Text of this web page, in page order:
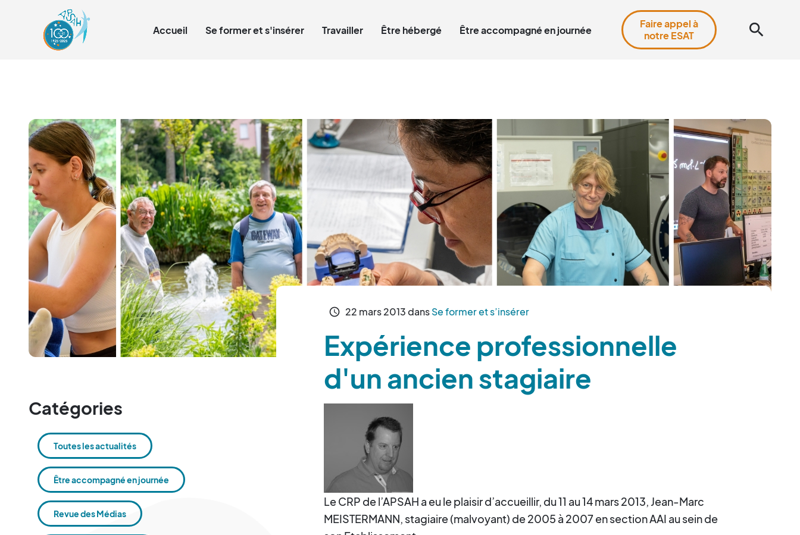
Accueil Se former et s'insérer Travailler Être hébergé Être accompagné en journée
Faire appel à
notre ESAT
search
schedule 22 mars2013dansSe former et s’insérer
Expérience professionnelle
d'un ancien stagiaire
Le CRP de l’APSAH a eu le plaisir d’accueillir, du 11 au 14 mars 2013, Jean-Marc
MEISTERMANN, stagiaire (malvoyant) de 2005 à 2007 en section AAI au sein de
Catégories
Toutes les actualités
Être accompagné en journée
Revue des Médias